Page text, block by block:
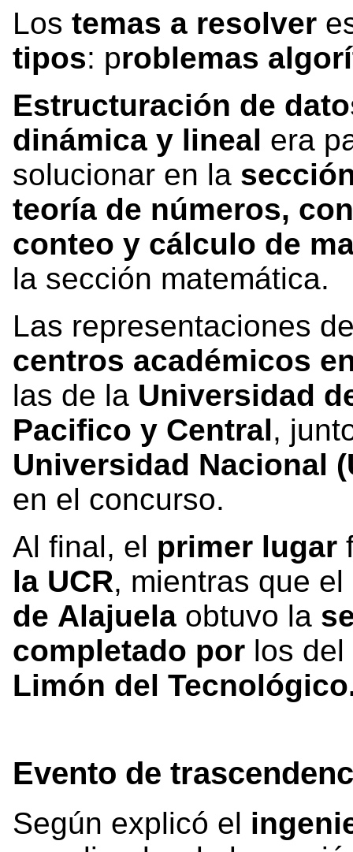
Los temas a resolver
tipos: problemas
Estructuración de
dinámica y lineal era
solucionar en la
teoría de números,
conteo y cálculo de
la sección matemática.
Las representaciones
centros académicos
las de la Universidad
Pacifico y Central,
Universidad Nacional
en el concurso.
Al final, el primer lugar
la UCR, mientras que el
de Alajuela obtuvo la
completado por los del
Limón del
Evento de
Según explicó el